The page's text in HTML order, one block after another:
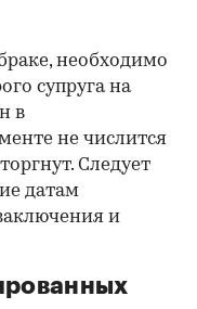
необходимо
супруга на
в
не числится
Следует
датам
и